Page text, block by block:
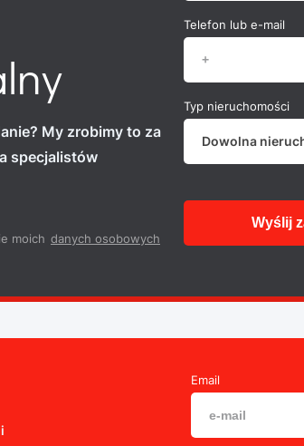
My zrobimy to za
specjalistów
Telefon lub e-mail
Typ nieruchomości
Dowolna
Wyślij
moich danych osobowych
Email